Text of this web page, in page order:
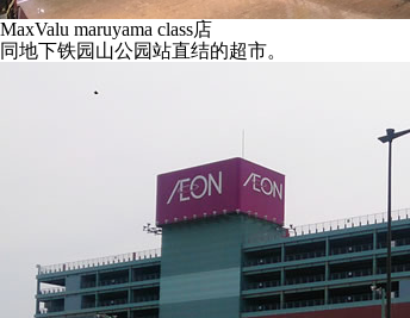
MaxValu maruyama class店
同地下铁园山公园站直结的超市。